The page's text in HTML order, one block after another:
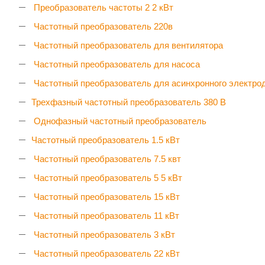
Преобразователь частоты 2 2 кВт
Частотный преобразователь 220в
Частотный преобразователь для вентилятора
Частотный преобразователь для насоса
Частотный преобразователь для асинхронного
Трехфазный частотный преобразователь 380 В
Однофазный частотный преобразователь
Частотный преобразователь 1.5 кВт
Частотный преобразователь 7.5 квт
Частотный преобразователь 5 5 кВт
Частотный преобразователь 15 кВт
Частотный преобразователь 11 кВт
Частотный преобразователь 3 кВт
Частотный преобразователь 22 кВт